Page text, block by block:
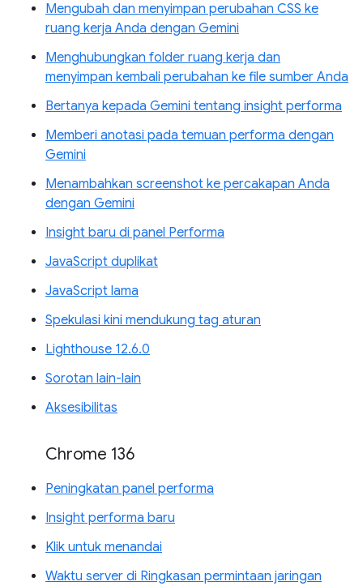
Mengubah dan menyimpan perubahan CSS ke
ruang kerja Anda dengan Gemini
Menghubungkan folder ruang kerja dan
menyimpan kembali perubahan ke file sumber Anda
Bertanya kepada Gemini tentang insight performa
Memberi anotasi pada temuan performa dengan
Gemini
Menambahkan screenshot ke percakapan Anda
dengan Gemini
Insight baru di panel Performa
JavaScript duplikat
JavaScript lama
Spekulasi kini mendukung tag aturan
Lighthouse 12.6.0
Sorotan lain-lain
Aksesibilitas
Chrome 136
Peningkatan panel performa
Insight performa baru
Klik untuk menandai
Waktu server di Ringkasan permintaan jaringan